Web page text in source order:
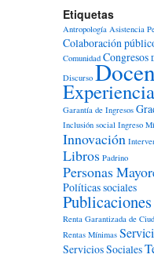
Etiquetas
Antropología Asistencia
Colaboración
Comunidad Congresos
Discurso
Garantía de Ingresos
Inclusión social Ingreso
Innovación
Libros Padrino
Personas
Políticas sociales
Publicaciones
Renta Garantizada de
Rentas Mínimas
Servicios Sociales